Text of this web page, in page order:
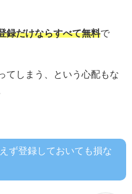
録だけならすべて無料で
てしまう、という心配もな
ず登録しておいても損な